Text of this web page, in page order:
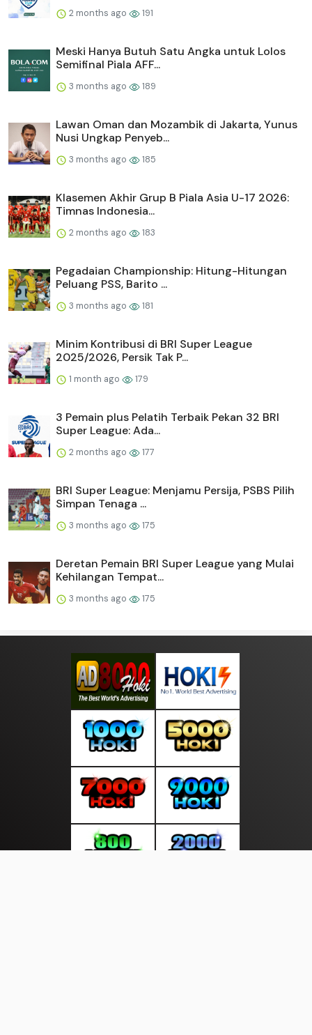
2 months ago 191
Meski Hanya Butuh Satu Angka untuk Lolos
Semifinal Piala AFF...
3 months ago 189
Lawan Oman dan Mozambik di Jakarta, Yunus
Nusi Ungkap Penyeb...
3 months ago 185
Klasemen Akhir Grup B Piala Asia U-17 2026:
Timnas Indonesia...
2 months ago 183
Pegadaian Championship: Hitung-Hitungan
Peluang PSS, Barito ...
3 months ago 181
Minim Kontribusi di BRI Super League
2025/2026, Persik Tak P...
1 month ago 179
3 Pemain plus Pelatih Terbaik Pekan 32 BRI
Super League: Ada...
2 months ago 177
BRI Super League: Menjamu Persija, PSBS Pilih
Simpan Tenaga ...
3 months ago 175
Deretan Pemain BRI Super League yang Mulai
Kehilangan Tempat...
3 months ago 175